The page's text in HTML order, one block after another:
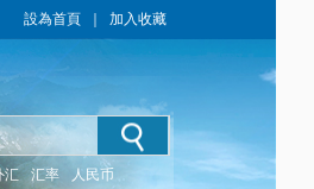
設為首頁 加入收藏
汇 汇率 人民币